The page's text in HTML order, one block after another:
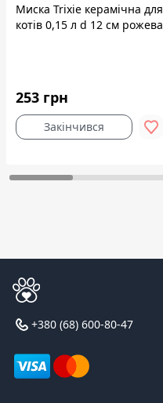
Миска Trixie керамічна для
котів 0,15 л d 12 см рожева
253 грн
Закінчився
+380 (68) 600-80-47